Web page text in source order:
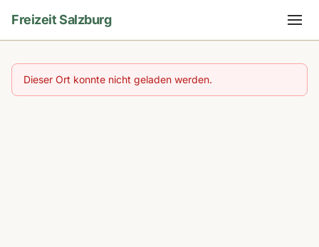
Freizeit Salzburg
Dieser Ort konnte nicht geladen werden.